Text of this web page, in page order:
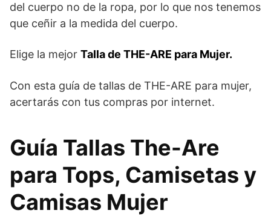
del cuerpo no de la ropa, por lo que nos tenemos
que ceñir a la medida del cuerpo.
Elige la mejor Talla de THE-ARE para Mujer.
Con esta guía de tallas de THE-ARE para mujer,
acertarás con tus compras por internet.
Guía Tallas The-Are
para Tops, Camisetas y
Camisas Mujer